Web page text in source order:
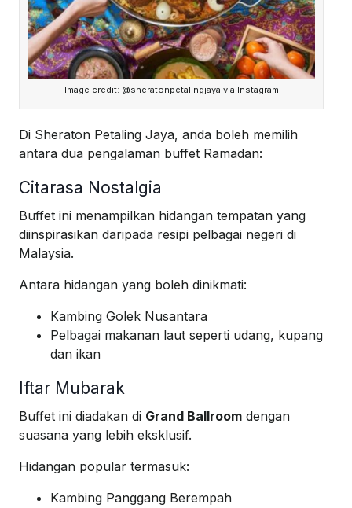
Image credit: @sheratonpetalingjaya via Instagram
Di Sheraton Petaling Jaya, anda boleh memilih
antara dua pengalaman buffet Ramadan:
Citarasa Nostalgia
Buffet ini menampilkan hidangan tempatan yang
diinspirasikan daripada resipi pelbagai negeri di
Malaysia.
Antara hidangan yang boleh dinikmati:
Kambing Golek Nusantara
Pelbagai makanan laut seperti udang, kupang
dan ikan
Iftar Mubarak
Buffet ini diadakan di Grand Ballroom dengan
suasana yang lebih eksklusif.
Hidangan popular termasuk:
Kambing Panggang Berempah